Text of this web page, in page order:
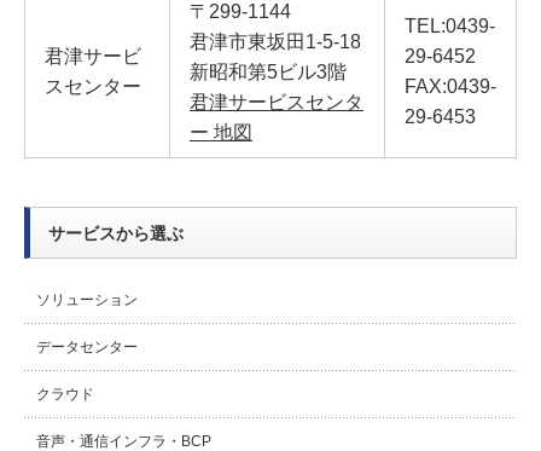
君津サービ
スセンター
〒299-1144
君津市東坂田1-5-18
新昭和第5ビル3階
君津サービスセンタ
ー 地図
TEL:0439-
29-6452
FAX:0439-
29-6453
サービスから選ぶ
ソリューション
データセンター
クラウド
音声・通信インフラ・BCP